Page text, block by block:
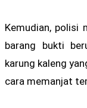
Kemudian, polisi
barang bukti
karung kaleng
cara memanjat